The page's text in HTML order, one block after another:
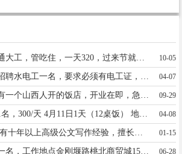
阳曲招水暖精通大工，管吃住，一天320，过来节就可以干，人走帐清，年龄25-50，要求汉族，15135581620 10-05
04-07
09-29
招聘顶班炒菜1名，300/天 4月11日1天（12桌饭） 地址：阳曲县北郁利村 联系电话13935194187 鸽子勿扰 04-08
01-15
急招执业药师一名，工作地点金刚堰路桃北商贸城15340695225 06-28